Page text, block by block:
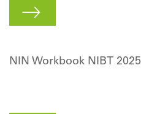
NIN Workbook NIBT 2025